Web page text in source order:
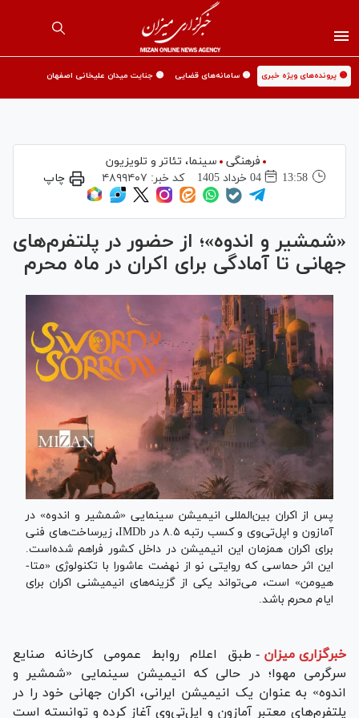
🟡 پرونده‌های ویژه خبری 🟡 سامانه‌های قضایی 🟡 جنایت میدان علیخانی اصفهان
فرهنگی
سینما،‌ تئاتر و تلویزیون
13:58
04 خرداد 1405 کد خبر: ۴۸۹۹۴۰۷ چاپ
«شمشیر و اندوه»؛ از حضور در پلتفرم‌های
جهانی تا آمادگی برای اکران در ماه محرم
پس از اکران بین‌المللی انیمیشن سینمایی «شمشیر و اندوه» در
آمازون و اپل‌تی‌وی و کسب رتبه ۸.۵ در IMDb، زیرساخت‌های فنی
برای اکران همزمان این انیمیشن در داخل کشور فراهم شده‌است.
این اثر حماسی که روایتی نو از نهضت عاشورا با تکنولوژی «متا-
هیومن» است، می‌تواند یکی از گزینه‌های انیمیشنی اکران برای
ایام محرم باشد.
خبرگزاری میزان - طبق اعلام روابط عمومی کارخانه صنایع
سرگرمی مهوا؛ در حالی که انیمیشن سینمایی «شمشیر و
اندوه» به عنوان یک انیمیشن ایرانی، اکران جهانی خود را در
پلتفرم‌های معتبر آمازون و اپل‌تی‌وی آغاز کرده و توانسته است